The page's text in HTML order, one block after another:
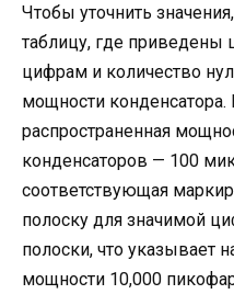
Чтобы уточнить
таблицу, где приведены
цифрам и количество
мощности
распространенная
конденсаторов — 100
соответствующая
полоску для значимой
полоски, что указывает
мощности 10,000